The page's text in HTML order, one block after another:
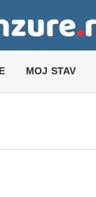
MOJ STAV